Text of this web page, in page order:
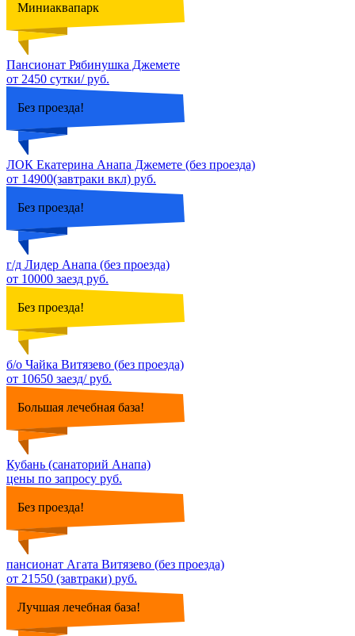
Миниаквапарк
Пансионат Рябинушка Джемете
от 2450 сутки/ руб.
Без проезда!
ЛОК Екатерина Анапа Джемете (без проезда)
от 14900(завтраки вкл) руб.
Без проезда!
г/д Лидер Анапа (без проезда)
от 10000 заезд руб.
Без проезда!
б/о Чайка Витязево (без проезда)
от 10650 заезд/ руб.
Большая лечебная база!
Кубань (санаторий Анапа)
цены по запросу руб.
Без проезда!
пансионат Агата Витязево (без проезда)
от 21550 (завтраки) руб.
Лучшая лечебная база!